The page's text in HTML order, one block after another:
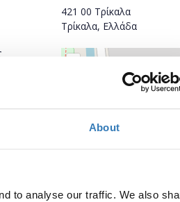
About
to analyse our traffic. We also
421 00 Τρίκαλα
Τρίκαλα, Ελλάδα